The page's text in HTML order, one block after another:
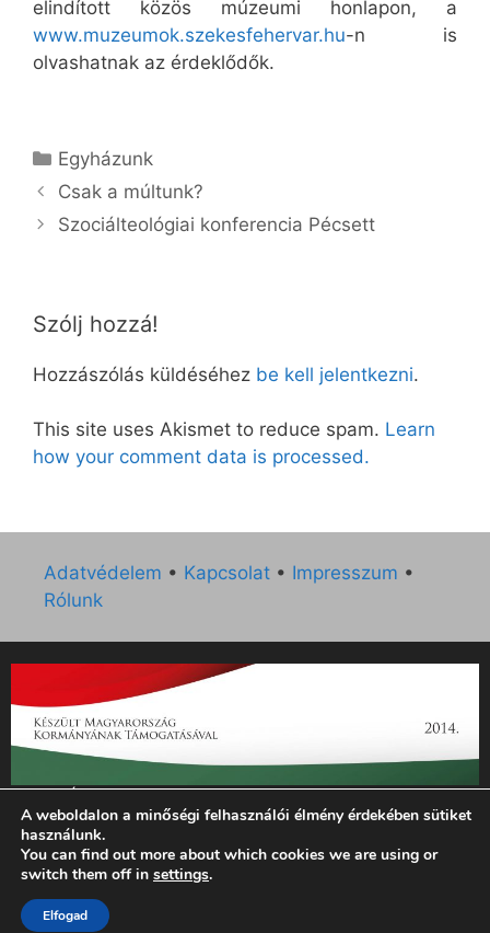
elindított közös múzeumi honlapon, a
www.muzeumok.szekesfehervar.hu-n is
olvashatnak az érdeklődők.
Kategória
Egyházunk
Csak a múltunk?
Szociálteológiai konferencia Pécsett
Szólj hozzá!
Hozzászólás küldéséhez be kell jelentkezni.
This site uses Akismet to reduce spam. Learn
how your comment data is processed.
Adatvédelem • Kapcsolat • Impresszum •
Rólunk
„Az Új Ember katolikus hetilap 2014. évi működésének
támogatását az EGYH-KCP-14-P-0121 sz. támogatási
szerződés keretében 3 000 000 Ft összegben támogatta az
Emberi Erőforrások Minisztériuma.”
© 2026 Magyar Kurír - Új Ember
A weboldalon a minőségi felhasználói élmény érdekében sütiket
használunk.
You can find out more about which cookies we are using or
switch them off in settings.
Elfogad